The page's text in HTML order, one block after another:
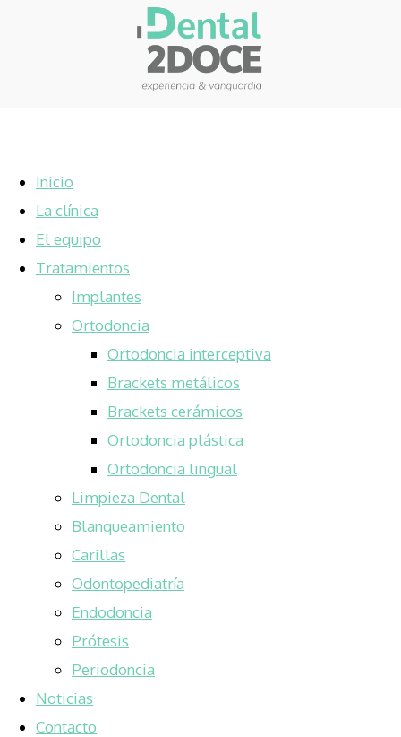
Inicio
La clínica
El equipo
Tratamientos
Implantes
Ortodoncia
Ortodoncia interceptiva
Brackets metálicos
Brackets cerámicos
Ortodoncia plástica
Ortodoncia lingual
Limpieza Dental
Blanqueamiento
Carillas
Odontopediatría
Endodoncia
Prótesis
Periodoncia
Noticias
Contacto